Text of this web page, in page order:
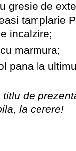
gresie de
tamplarie
incalzire;
marmura;
pana la
de
la cerere!